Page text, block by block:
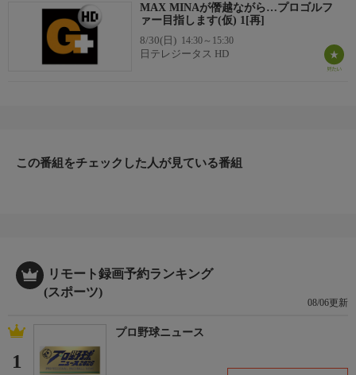
MAX MINAが僭越ながら…プロゴルフ
ァー目指します(仮) 1[再]
8/30(日) 14:30～15:30
日テレジータス HD
この番組をチェックした人が見ている番組
リモート録画予約ランキング
(スポーツ)
08/06更新
1
プロ野球ニュース